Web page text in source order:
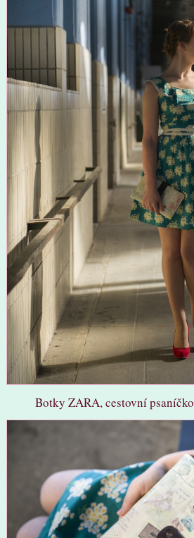
Botky ZARA, cestovní psaníčko